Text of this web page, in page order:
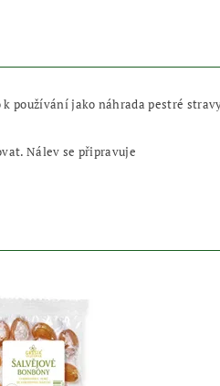
používání jako náhrada pestré
Nálev se připravuje